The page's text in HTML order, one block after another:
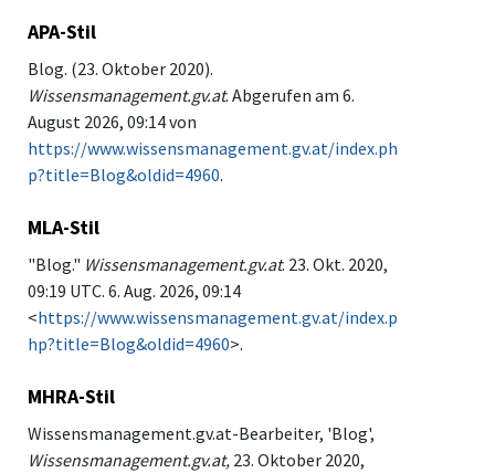
APA-Stil
Blog. (23. Oktober 2020).
Wissensmanagement.gv.at. Abgerufen am 6.
August 2026, 09:14 von
https://www.wissensmanagement.gv.at/index.ph
p?title=Blog&oldid=4960.
MLA-Stil
"Blog." Wissensmanagement.gv.at. 23. Okt. 2020,
09:19 UTC. 6. Aug. 2026, 09:14
<https://www.wissensmanagement.gv.at/index.p
hp?title=Blog&oldid=4960>.
MHRA-Stil
Wissensmanagement.gv.at-Bearbeiter, 'Blog',
Wissensmanagement.gv.at, 23. Oktober 2020,